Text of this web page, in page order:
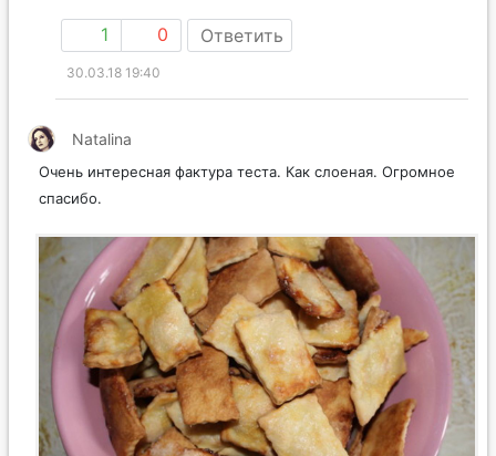
1 0 Ответить
30.03.18 19:40
Natalina
Очень интересная фактура теста. Как слоеная. Огромное
спасибо.